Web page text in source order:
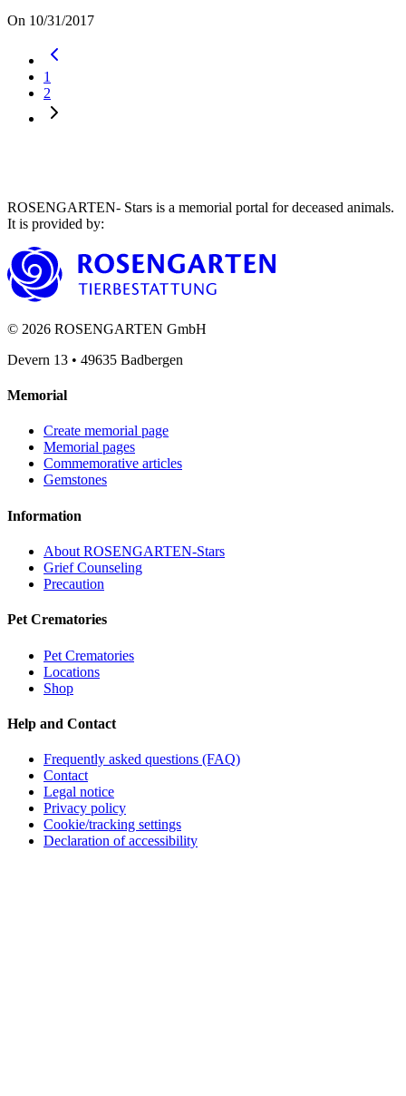
On 10/31/2017
1
2
ROSENGARTEN- Stars is a memorial portal for deceased animals.
It is provided by:
© 2026 ROSENGARTEN GmbH
Devern 13 • 49635 Badbergen
Memorial
Create memorial page
Memorial pages
Commemorative articles
Gemstones
Information
About ROSENGARTEN-Stars
Grief Counseling
Precaution
Pet Crematories
Pet Crematories
Locations
Shop
Help and Contact
Frequently asked questions (FAQ)
Contact
Legal notice
Privacy policy
Cookie/tracking settings
Declaration of accessibility